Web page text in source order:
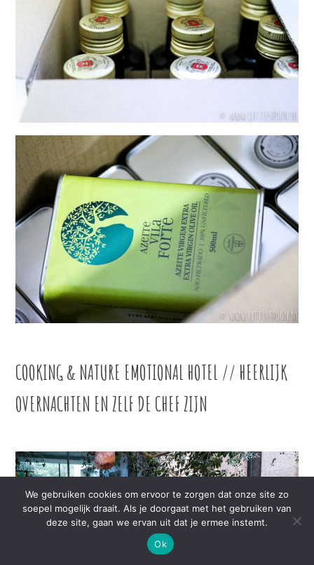
COOKING & NATURE EMOTIONAL HOTEL // HEERLIJK
OVERNACHTEN EN ZELF DE CHEF ZIJN
We gebruiken cookies om ervoor te zorgen dat onze site zo
soepel mogelijk draait. Als je doorgaat met het gebruiken van
deze site, gaan we ervan uit dat je ermee instemt.
Ok